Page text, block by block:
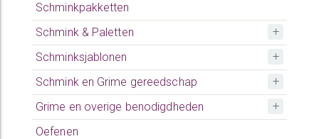
Schminkpakketten
Schmink & Paletten
Schminksjablonen
Schmink en Grime gereedschap
Grime en overige benodigdheden
Oefenen